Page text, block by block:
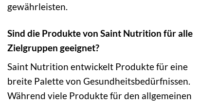
gewährleisten.
Sind die Produkte von Saint Nutrition für alle
Zielgruppen geeignet?
Saint Nutrition entwickelt Produkte für eine
breite Palette von Gesundheitsbedürfnissen.
Während viele Produkte für den allgemeinen